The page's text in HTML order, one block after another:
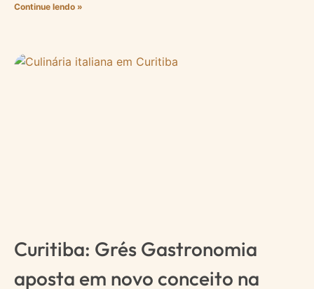
Continue lendo »
Curitiba: Grés Gastronomia
aposta em novo conceito na